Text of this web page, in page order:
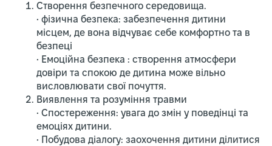
Створення безпечного середовища.
• фізична безпека: забезпечення дитини
місцем, де вона відчуває себе комфортно та в
безпеці
• Емоційна безпека : створення атмосфери
довіри та спокою де дитина може вільно
висловлювати свої почуття.
Виявлення та розуміння травми
• Спостереження: увага до змін у поведінці та
емоціях дитини.
• Побудова діалогу: заохочення дитини ділитися